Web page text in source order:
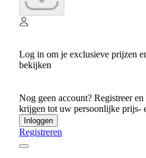
Log in om je exclusieve prijzen
bekijken
Nog geen account? Registreer
krijgen tot uw persoonlijke prijs-
Inloggen
Registreren